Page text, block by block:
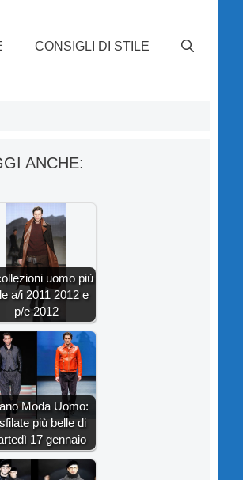
CONSIGLI DI STILE
ANCHE:
uomo più
a/i 2011 2012 e
p/e 2012
Moda Uomo:
più belle di
17 gennaio